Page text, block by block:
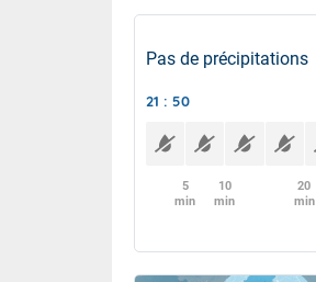
Pas de précipitations
21 : 50
5
min
10
min
20
min